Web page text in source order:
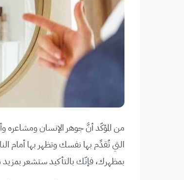
من المؤكّد أنَّ جوهر الإنسان ومشاعره
التي تُقدِّم بها نفسك وتظهر بها أمام
بمظهرك، فإنّك بالتأكيد ستشعر